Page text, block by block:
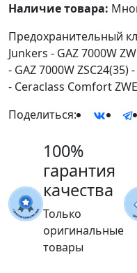
Наличие товара:
Предохранительный
Junkers - GAZ 7000W
- GAZ 7000W ZSC24(35)
- Ceraclass Comfort
Поделиться:
100%
гарантия
качества
Только
оригинальные
товары